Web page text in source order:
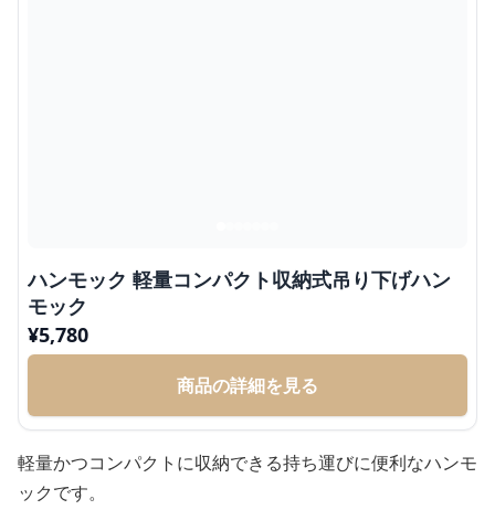
ハンモック 軽量コンパクト収納式吊り下げハン
モック
¥5,780
商品の詳細を見る
軽量かつコンパクトに収納できる持ち運びに便利なハンモ
ックです。